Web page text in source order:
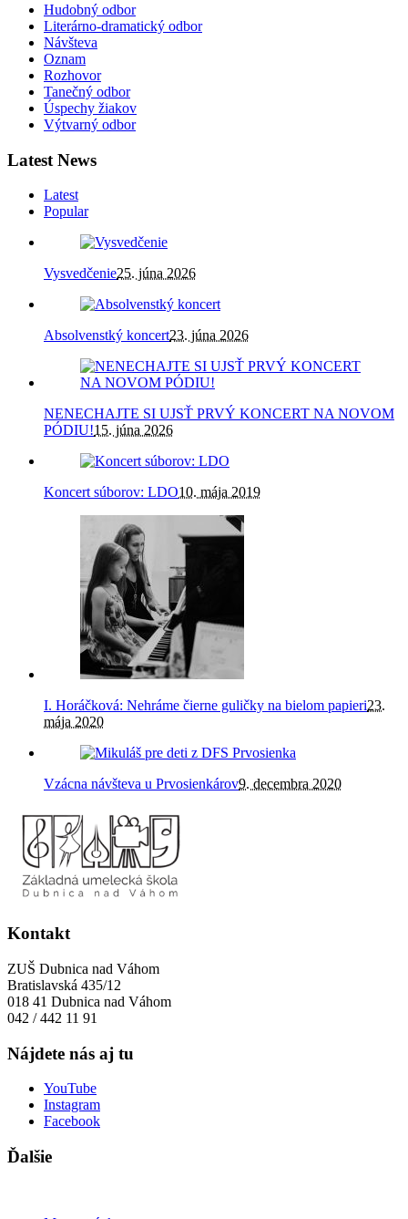
I. Horáčková: Nehráme čierne guličky na bielom papieri
mája 2020
Vzácna návšteva u Prvosienkárov
Kontakt
ZUŠ Dubnica nad Váhom
018 41 Dubnica nad Váhom
Nájdete nás aj tu
YouTube
Instagram
Facebook
Mapa stránky
Ochrana osobných údajov
Ahoj! Za účelom sledovania návštevnosti nášho webu používame
cookies. Ak si chceš našu stránku ďalej prehliadať, predpokladáme,
že s ich používaním súhlasíš.
Nastavenia cookies
Fajn, súhlasím.
Close
navigate through the website. Out of these cookies, the cookies that
are categorized as necessary are stored on your browser as they are
essential for the working of basic functionalities of the website. We
also use third-party cookies that help us analyze and understand how
you use this website. These cookies will be stored in your browser
only with your consent. You also have the option to opt-out of these
cookies. But opting out of some of these cookies may have an effect
Necessary
Necessary
Vždy zapnuté
Necessary cookies are absolutely essential for the website to
function properly. This category only includes cookies that ensures